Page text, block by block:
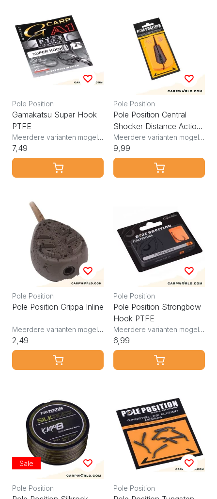
Pole Position
Gamakatsu Super Hook
PTFE
Meerdere varianten mogelijk
7,49
Pole Position
Pole Position Central
Shocker Distance Action
Pack
Meerdere varianten mogelijk
9,99
Pole Position
Pole Position Grippa Inline
Meerdere varianten mogelijk
2,49
Pole Position
Pole Position Strongbow
Hook PTFE
Meerdere varianten mogelijk
6,99
Sale
Pole Position Pole Position